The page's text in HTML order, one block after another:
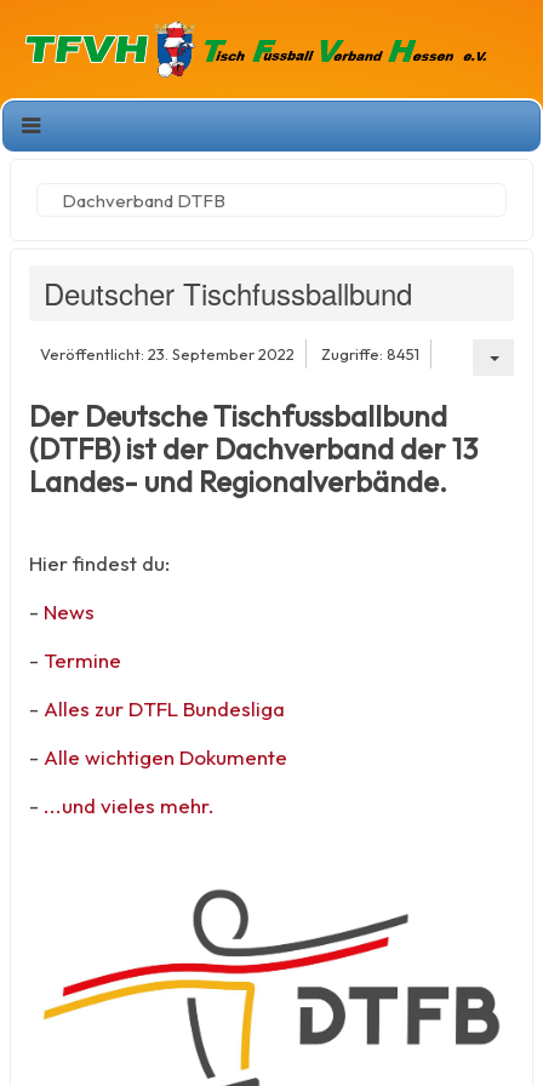
Dachverband DTFB
Deutscher Tischfussballbund
Veröffentlicht: 23. September 2022 Zugriffe: 8451
Der Deutsche Tischfussballbund
(DTFB) ist der Dachverband der 13
Landes- und Regionalverbände.
Hier findest du:
- News
- Termine
- Alles zur DTFL Bundesliga
- Alle wichtigen Dokumente
- ...und vieles mehr.